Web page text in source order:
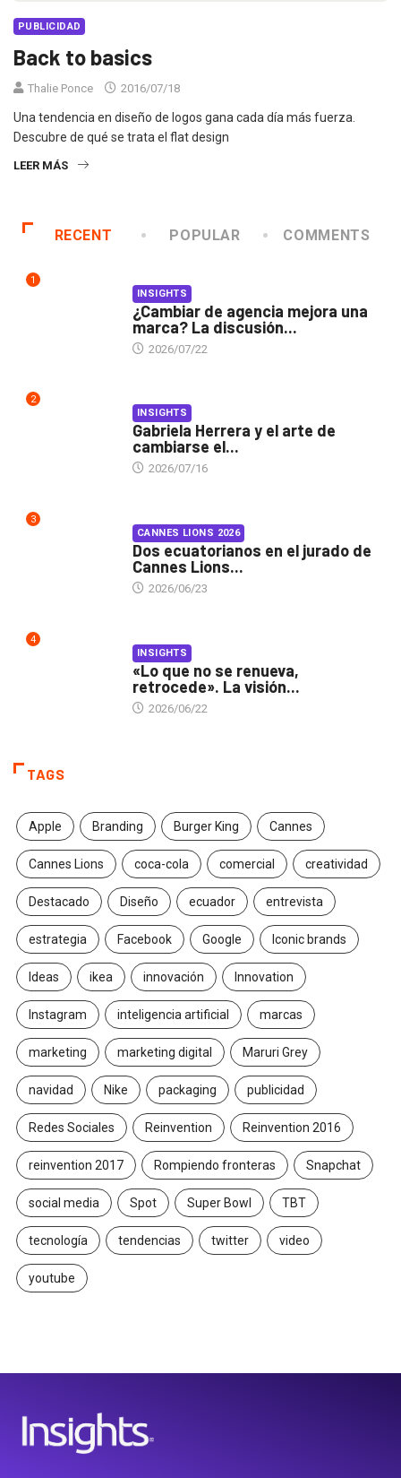
PUBLICIDAD
Back to basics
Thalie Ponce 2016/07/18
Una tendencia en diseño de logos gana cada día más fuerza.
Descubre de qué se trata el flat design
LEER MÁS
RECENT POPULAR COMMENTS
1
INSIGHTS
¿Cambiar de agencia mejora una
marca? La discusión...
2026/07/22
2
INSIGHTS
Gabriela Herrera y el arte de
cambiarse el...
2026/07/16
3
CANNES LIONS 2026
Dos ecuatorianos en el jurado de
Cannes Lions...
2026/06/23
4
INSIGHTS
«Lo que no se renueva,
retrocede». La visión...
2026/06/22
TAGS
Apple Branding Burger King Cannes
Cannes Lions coca-cola comercial creatividad
Destacado Diseño ecuador entrevista
estrategia Facebook Google Iconic brands
Ideas ikea innovación Innovation
Instagram inteligencia artificial marcas
marketing marketing digital Maruri Grey
navidad Nike packaging publicidad
Redes Sociales Reinvention Reinvention 2016
reinvention 2017 Rompiendo fronteras Snapchat
social media Spot Super Bowl TBT
tecnología tendencias twitter video
youtube